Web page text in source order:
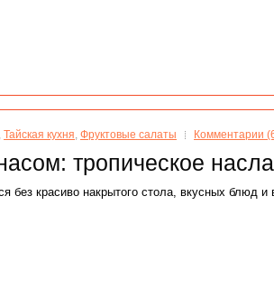
Тайская кухня Фруктовые салаты Комментарии
тропическое
без красиво накрытого стола, вкусных блюд и